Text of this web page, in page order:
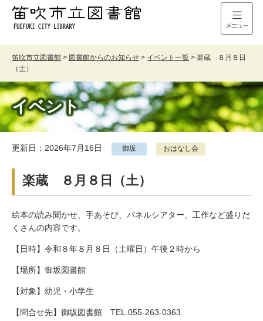
笛吹市立図書館 > 図書館からのお知らせ > イベント一覧 > 楽蔵 ８月８日
（土）
イベント
更新日：2026年7月16日 御坂 おはなし会
楽蔵 ８月８日（土）
絵本の読み聞かせ、手あそび、パネルシアター、工作など盛りだ
くさんの内容です。
【日時】令和８年８月８日（土曜日）午後２時から
【場所】御坂図書館
【対象】幼児・小学生
【問合せ先】御坂図書館 TEL.055-263-0363